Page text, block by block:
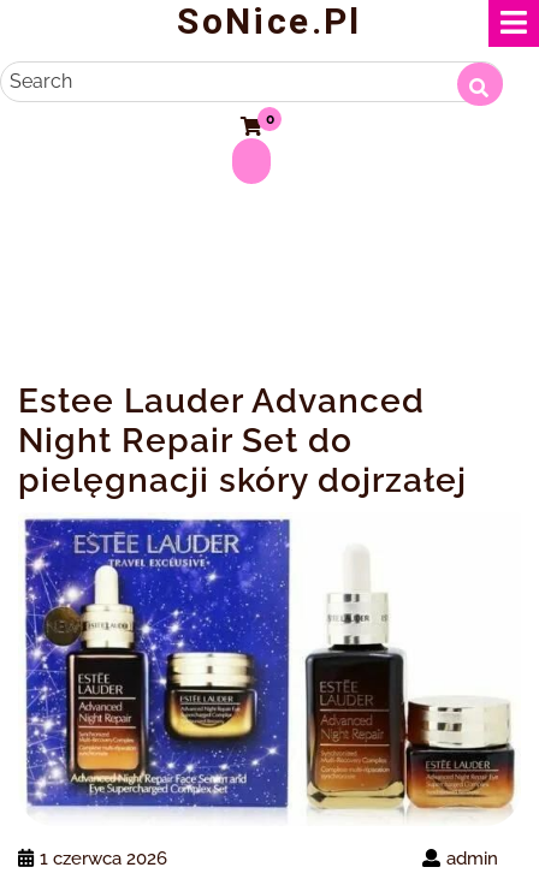
content
SoNice.pl
Search
0
Estee Lauder Advanced
Night Repair Set do
pielęgnacji skóry dojrzałej
1 czerwca 2026 admin